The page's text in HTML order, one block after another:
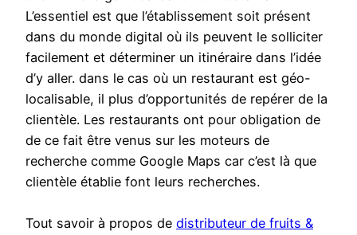
L’essentiel est que l’établissement soit présent
dans du monde digital où ils peuvent le solliciter
facilement et déterminer un itinéraire dans l’idée
d’y aller. dans le cas où un restaurant est géo-
localisable, il plus d’opportunités de repérer de la
clientèle. Les restaurants ont pour obligation de
de ce fait être venus sur les moteurs de
recherche comme Google Maps car c’est là que
clientèle établie font leurs recherches.
Tout savoir à propos de distributeur de fruits &